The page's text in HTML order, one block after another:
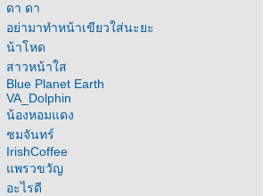
ดา ดา
อย่ามาทำหน้าเขียวใส่นะยะ
น้าโหด
สาวหน้าใส
Blue Planet Earth
VA_Dolphin
น้องหอมแดง
ชมจันทร์
IrishCoffee
พรวขวัญ
อะไรดี